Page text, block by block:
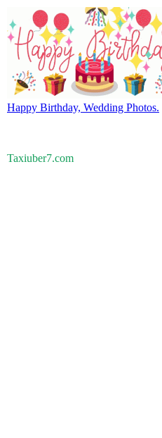
Happy Birthday, Wedding Photos.
Taxiuber7.com